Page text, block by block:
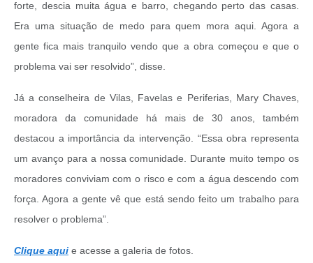
forte, descia muita água e barro, chegando perto das casas.
Era uma situação de medo para quem mora aqui. Agora a
gente fica mais tranquilo vendo que a obra começou e que o
problema vai ser resolvido”, disse.
Já a conselheira de Vilas, Favelas e Periferias, Mary Chaves,
moradora da comunidade há mais de 30 anos, também
destacou a importância da intervenção. “Essa obra representa
um avanço para a nossa comunidade. Durante muito tempo os
moradores conviviam com o risco e com a água descendo com
força. Agora a gente vê que está sendo feito um trabalho para
resolver o problema”.
Clique aqui e acesse a galeria de fotos.